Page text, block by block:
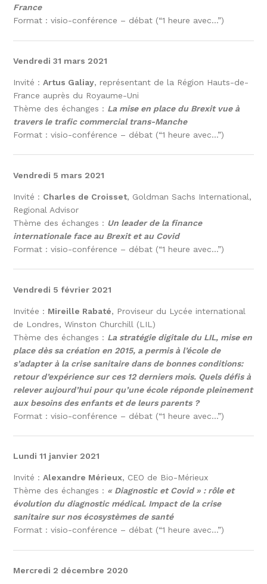
France
Format : visio-conférence – débat (“1 heure avec…”)
Vendredi 31 mars 2021
Invité :Artus Galiay, représentant de la Région Hauts-de-
France auprès du Royaume-Uni
Thème des échanges : La mise en place du Brexit vue à
travers le trafic commercial trans-Manche
Format : visio-conférence – débat (“1 heure avec…”)
Vendredi 5 mars 2021
Invité : Charles de Croisset, Goldman Sachs International,
Regional Advisor
Thème des échanges : Un leader de la finance
internationale face au Brexit et au Covid
Format : visio-conférence – débat (“1 heure avec…”)
Vendredi 5 février 2021
Invitée : Mireille Rabaté, Proviseur du Lycée international
de Londres, Winston Churchill (LIL)
Thème des échanges : La stratégie digitale du LIL, mise en
place dès sa création en 2015, a permis à l’école de
s’adapter à la crise sanitaire dans de bonnes conditions:
retour d’expérience sur ces 12 derniers mois. Quels défis à
relever aujourd’hui pour qu’une école réponde pleinement
aux besoins des enfants et de leurs parents ?
Format : visio-conférence – débat (“1 heure avec…”)
Lundi 11 janvier 2021
Invité :Alexandre Mérieux, CEO de Bio-Mérieux
Thème des échanges : « Diagnostic et Covid » : rôle et
évolution du diagnostic médical. Impact de la crise
sanitaire sur nos écosystèmes de santé
Format : visio-conférence – débat (“1 heure avec…”)
Mercredi 2 décembre 2020